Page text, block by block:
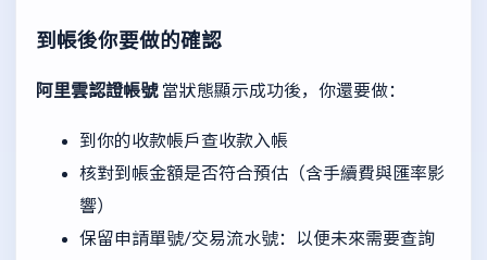
到帳後你要做的確認
阿里雲認證帳號當狀態顯示成功後，你還要做：
到你的收款帳戶查收款入帳
核對到帳金額是否符合預估（含手續費與匯率影
響）
保留申請單號/交易流水號：以便未來需要查詢